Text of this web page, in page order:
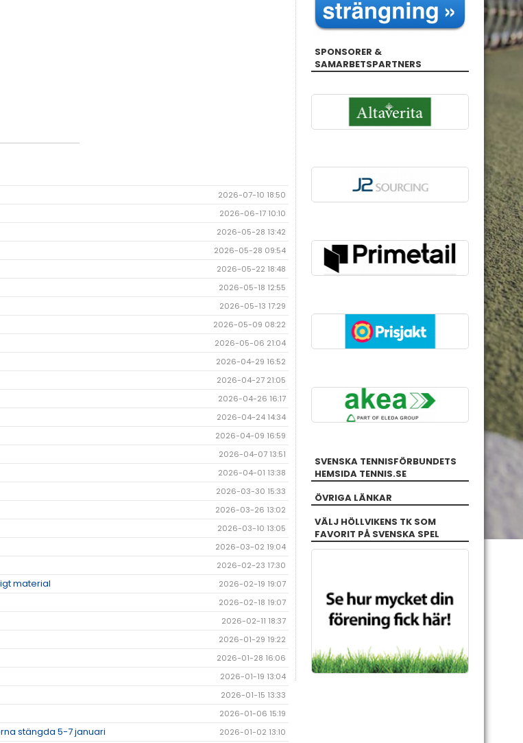
2026-07-10 18:50
2026-06-17 10:10
2026-05-28 13:42
2026-05-28 09:54
2026-05-22 18:48
2026-05-18 12:55
2026-05-13 17:29
2026-05-09 08:22
2026-05-06 21:04
2026-04-29 16:52
2026-04-27 21:05
2026-04-26 16:17
2026-04-24 14:34
2026-04-09 16:59
2026-04-07 13:51
2026-04-01 13:38
2026-03-30 15:33
2026-03-26 13:02
2026-03-10 13:05
2026-03-02 19:04
2026-02-23 17:30
material 2026-02-19 19:07
2026-02-18 19:07
2026-02-11 18:37
2026-01-29 19:22
2026-01-28 16:06
2026-01-19 13:04
2026-01-15 13:33
2026-01-06 15:19
stängda 5-7 januari 2026-01-02 13:10
SPONSORER &
SAMARBETSPARTNERS
SVENSKA TENNISFÖRBUNDETS
HEMSIDA TENNIS.SE
ÖVRIGA LÄNKAR
VÄLJ HÖLLVIKENS TK SOM
FAVORIT PÅ SVENSKA SPEL